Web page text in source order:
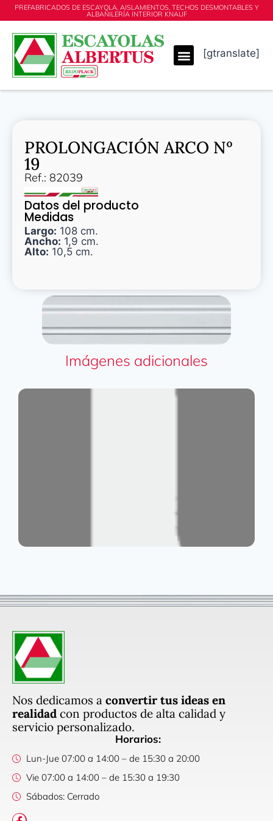
PREFABRICADOS DE ESCAYOLA, AISLAMIENTOS, TECHOS DESMONTABLES Y
ALBAÑILERÍA INTERIOR KNAUF
[gtranslate]
Imágenes adicionales
PROLONGACIÓN ARCO Nº
19
Ref.: 82039
Datos del producto
Medidas
Largo: 108 cm.
Ancho: 1,9 cm.
Alto: 10,5 cm.
Nos dedicamos a convertir tus ideas en
realidad con productos de alta calidad y
servicio personalizado.
Horarios:
Lun-Jue 07:00 a 14:00 – de 15:30 a 20:00
Vie 07:00 a 14:00 – de 15:30 a 19:30
Sábados: Cerrado